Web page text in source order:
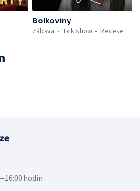
Bolkoviny
Zábava
Talk show Recese
hodin